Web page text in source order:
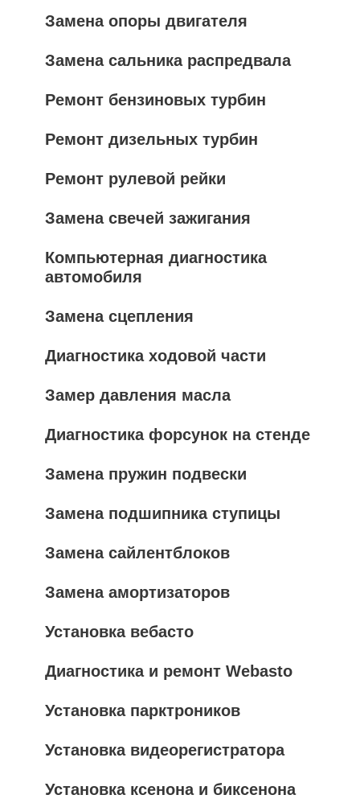
Замена опоры двигателя
Замена сальника распредвала
Ремонт бензиновых турбин
Ремонт дизельных турбин
Ремонт рулевой рейки
Замена свечей зажигания
Компьютерная диагностика
автомобиля
Замена сцепления
Диагностика ходовой части
Замер давления масла
Диагностика форсунок на стенде
Замена пружин подвески
Замена подшипника ступицы
Замена сайлентблоков
Замена амортизаторов
Установка вебасто
Диагностика и ремонт Webasto
Установка парктроников
Установка видеорегистратора
Установка ксенона и биксенона